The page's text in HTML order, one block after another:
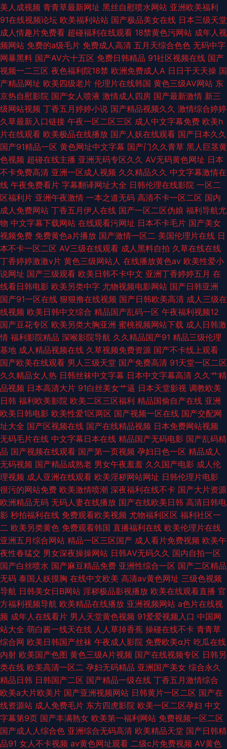
美人成视频 青青草最新网址 黑丝自慰喷水网站 亚洲欧美福利
91在线视频论坛 欧美福利站站 国产极品美女在线 日本三级天堂
成人情趣片免费看 超碰福利在线观看 18禁黄色污网站 成年人视
频网站 免费的a级毛片 免费成人高清 五月天综合色色 无码中字
网暴黑料 国产AV六十五区 免费日韩精品 91社区视频在线 国产
视频一二三区 夜色福利院18禁 欧洲免费成人A 日日干天天操 国
产精品网址 欧美四级老片 伦理片在线韩国 黄色三级AV网站 东
京热自慰影院 国产女人喷液 激情成人四房 国产最新激情 新三
级网站视频 丁香五月婷婷小说 国产精品视频久久 激情综合婷婷
久草最新入口链接 午夜一区二区三区 成人中文字幕免费 欧美h
片在线观看 欧美极品在线播放 国产人妖在线观看 国产日本久久
国产91精品一区 黄色网址中文字幕 国产门久久青草 黑人巨茎黄
色视频 超碰在线主播 亚洲无码专区久久 AV无码黄色网址 日本
不卡免费高清 亚洲一区成人视频 久久精品久久 中文字幕激情在
线 午夜免费看片 字幕翻译网址大全 日韩伦理在线影院 一区二
区福利片 亚洲午夜激情 一本之道无码 高清不卡一区二区 国内
成人免费网站 丁香五月伊人在线 国产一区二区伪娘 福利导航尤
物 中文字幕下载网站 在线观看污网址 日本不卡毛片 国产美女
视频免费 免费黄色a片播放 国产激情一区二 美国伦理片在线 日
本不卡一区二区 AV三级在线观看 成人黑料自拍 久草在线在线
丁香婷婷激激v片 黄色三级网站人 在线播放黄色av 欧美性爱小
说网址 国产三级观看 欧美日韩不卡中文 亚洲丁香婷婷五月 在
线看日韩电影 欧美另类中字 尤物视频电影网站 国产日韩亚洲
国产91一区在线 狠狠撸在线视频 国产日韩欧美高清 成人三级在
线视频 欧美日韩中文综合 精品国产乱码一区 午夜福利视频12
国产豆花专区 欧美另类大胸亚洲 蜜桃视频网站下载 成人日韩激
情 福利影院精品 深喉影院导航 久久精品国产91 精品三级伦理
基地 成人精品视频在线 久草视频免费资源 国产不卡线上观看
国产欧美在线观看 男人三级天堂 国产免费高清 91天堂一区二区
久久精品女人热 日韩丝袜中文字幕 日本中文字幕高清 久久艹精
品视频 日本高清大片 91白丝美女艹逼 日本天堂影视 调教欧美
日韩 福利欧美影院 欧美二区三区福利 精品国偷自产在线 亚洲
欧美日韩电影 欧美性爱1区两区 国产视频一区在线 国产交配网
址大全 国产区视频在线 国产在线精品视频 日本免费网站视频
无码毛片在线 中文字幕日本在线 精品国产无码电影 国产乱码精
品 国产视频在线观看 国产第一页视频 孕妇日色一区 精品成人
无码视频 国产精品成熟老 男女午夜羞羞 久久国产电影 成人伦
理视频 成人亚洲在线观看 欧美淫秽网站网址 日韩伦理片电影
很污的网站免费 欧美激情喷潮 深夜福利在线不卡 国产大片资源
欧洲精品无码 无码人妻在线播放 国产在线欧美日韩 高清日韩电
影 秒拍福利在线 免费观看欧美视频 尤物福利区区 福利社区一
二 欧美另类黄色 免费观看韩国 直播福利在线 欧美伦理片在线
亚洲五月综合网站 精品一区三区国产 成人看片免费视频 欧美午
夜性春猛交 男女深夜操操网站 日韩AV无码久久 国内自拍一区
国产白丝喷水 国产麻豆精品免费 亚洲性综合一区 国产二区精品
无码 泰国人妖摸胸 在线中文欧美 高清av黄色网址 三级色视频
导航 日韩美女日B网站 淫秽极品影视播放 欧美在线观看直播 官
方福利视频导航 欧美精品在线播放 亚洲视频网站 a色片在线视
频 成年人在线看片 男人天堂黄色视频 91爱爱视频入口 中国网
站大全 萌白酱一线天在线 人人草掉香蕉 操碰在线不卡 青青草
综合网 欧美日韩国产丝袜 午夜成人影院 免费欧美α片 吃瓜在线
内射 欧美国产色图 黄色三级A片视频 国产在线视频专区 日韩另
类在线 欧美高清一区二 孕妇无码精品 亚洲国产美女 综合永久
精品日韩 日韩国产二区 国产精品一级在线 丁香五月激情综合
欧美a大片欧美片 国产亚洲视频网站 日韩黄片一区二区 国产在
线资源站 成人免费毛片 东方四虎影院 欧美一区二区孕妇 中文
字幕第9页 国产丰满熟女 欧美第一福利网站 免费视频一区二区
国产成人人综合色 亚洲综合无码高清 欧美精品天堂 国产日韩精
品91 女人不卡视频 av黄色网址观看 二级c片免费视频 AV黄色